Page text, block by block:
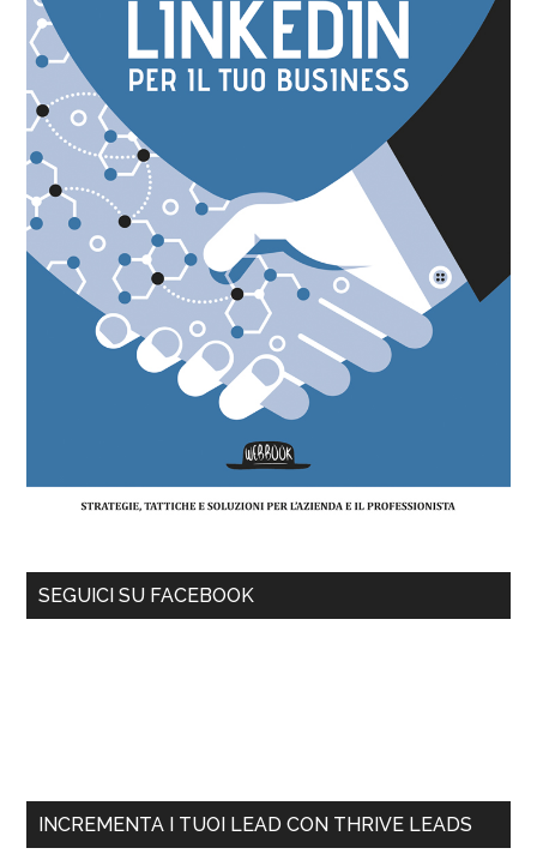
SEGUICI SU FACEBOOK
INCREMENTA I TUOI LEAD CON THRIVE LEADS